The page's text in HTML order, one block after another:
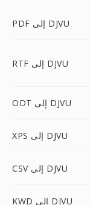
PDF إلى DJVU
RTF إلى DJVU
ODT إلى DJVU
XPS إلى DJVU
CSV إلى DJVU
KWD إلى DJVU